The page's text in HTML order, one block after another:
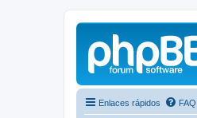
Enlaces rápidos FAQ